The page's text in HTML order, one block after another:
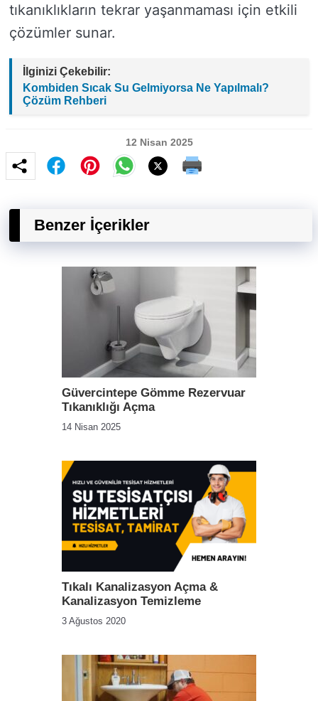
tıkanıklıkların tekrar yaşanmaması için etkili
çözümler sunar.
İlginizi Çekebilir:
Kombiden Sıcak Su Gelmiyorsa Ne Yapılmalı?
Çözüm Rehberi
12 Nisan 2025
Benzer İçerikler
Güvercintepe Gömme Rezervuar
Tıkanıklığı Açma
14 Nisan 2025
Tıkalı Kanalizasyon Açma &
Kanalizasyon Temizleme
3 Ağustos 2020